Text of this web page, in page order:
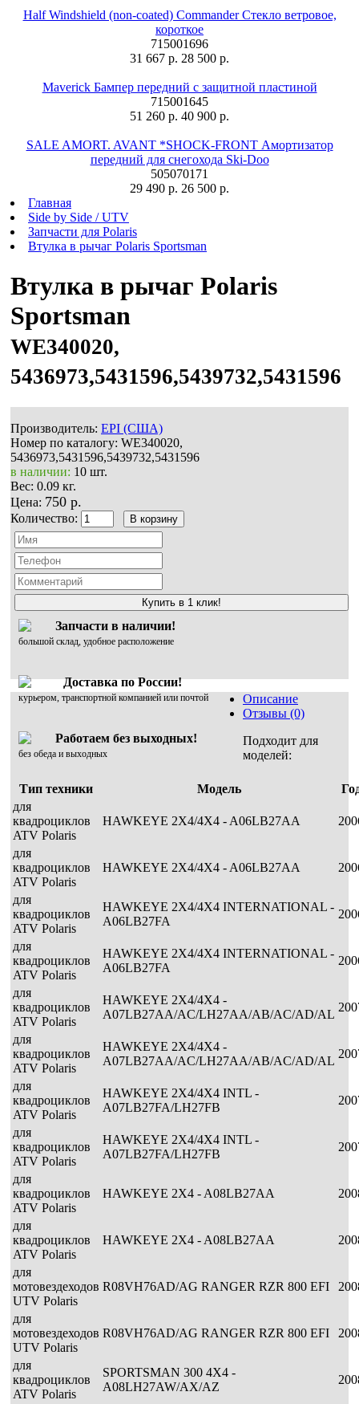
Half Windshield (non-coated) Commander Стекло ветровое,
короткое
715001696
31 667 р. 28 500 р.
Maverick Бампер передний с защитной пластиной
715001645
51 260 р. 40 900 р.
SALE AMORT. AVANT *SHOCK-FRONT Амортизатор
передний для снегохода Ski-Doo
505070171
29 490 р. 26 500 р.
Главная
Side by Side / UTV
Запчасти для Polaris
Втулка в рычаг Polaris Sportsman
Втулка в рычаг Polaris
Sportsman
WE340020,
5436973,5431596,5439732,5431596
Производитель: EPI (США)
Номер по каталогу: WE340020,
5436973,5431596,5439732,5431596
в наличии: 10 шт.
Вес: 0.09 кг.
Цена: 750 р.
Количество:
Купить в 1 клик!
Запчасти в наличии!
большой склад, удобное расположение
Доставка по России!
курьером, транспортной компанией или почтой
Работаем без выходных!
без обеда и выходных
Описание
Отзывы (0)
Подходит для
моделей:
Тип техники Модель
для
квадроциклов
ATV Polaris
HAWKEYE 2X4/4X4 - A06LB27AA
для
квадроциклов
ATV Polaris
HAWKEYE 2X4/4X4 - A06LB27AA
для
квадроциклов
ATV Polaris
HAWKEYE 2X4/4X4 INTERNATIONAL -
A06LB27FA
для
квадроциклов
ATV Polaris
HAWKEYE 2X4/4X4 INTERNATIONAL -
A06LB27FA
для
квадроциклов
ATV Polaris
HAWKEYE 2X4/4X4 -
A07LB27AA/AC/LH27AA/AB/AC/AD/AL
для
квадроциклов
ATV Polaris
HAWKEYE 2X4/4X4 -
A07LB27AA/AC/LH27AA/AB/AC/AD/AL
для
квадроциклов
ATV Polaris
HAWKEYE 2X4/4X4 INTL -
A07LB27FA/LH27FB
для
квадроциклов
ATV Polaris
HAWKEYE 2X4/4X4 INTL -
A07LB27FA/LH27FB
для
квадроциклов
ATV Polaris
HAWKEYE 2X4 - A08LB27AA
для
квадроциклов
ATV Polaris
HAWKEYE 2X4 - A08LB27AA
для
мотовездеходов
UTV Polaris
R08VH76AD/AG RANGER RZR 800 EFI
для
мотовездеходов
UTV Polaris
R08VH76AD/AG RANGER RZR 800 EFI
для
квадроциклов
ATV Polaris
SPORTSMAN 300 4X4 -
A08LH27AW/AX/AZ